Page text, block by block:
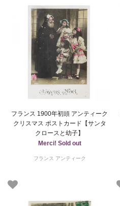
フランス 1900年初頭 アンティーク
クリスマス ポストカード【サンタ
クロースと幼子】
Merci! Sold out
フランス アンティーク